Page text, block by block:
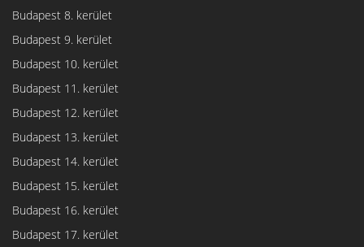
Budapest 8. kerület
Budapest 9. kerület
Budapest 10. kerület
Budapest 11. kerület
Budapest 12. kerület
Budapest 13. kerület
Budapest 14. kerület
Budapest 15. kerület
Budapest 16. kerület
Budapest 17. kerület